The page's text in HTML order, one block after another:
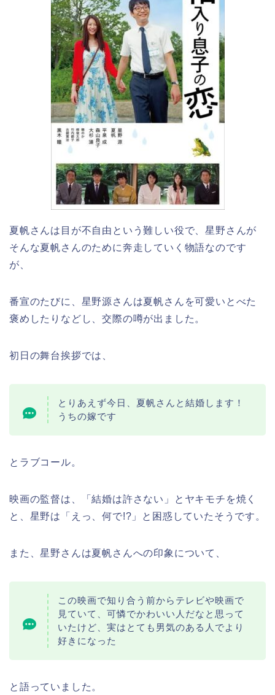
夏帆さんは目が不自由という難しい役で、星野さんが
そんな夏帆さんのために奔走していく物語なのです
が、
番宣のたびに、星野源さんは夏帆さんを可愛いとべた
褒めしたりなどし、交際の噂が出ました。
初日の舞台挨拶では、
とりあえず今日、夏帆さんと結婚します！
うちの嫁です
とラブコール。
映画の監督は、「結婚は許さない」とヤキモチを焼く
と、星野は「えっ、何で!?」と困惑していたそうです。
また、星野さんは夏帆さんへの印象について、
この映画で知り合う前からテレビや映画で
見ていて、可憐でかわいい人だなと思って
いたけど、実はとても男気のある人でより
好きになった
と語っていました。